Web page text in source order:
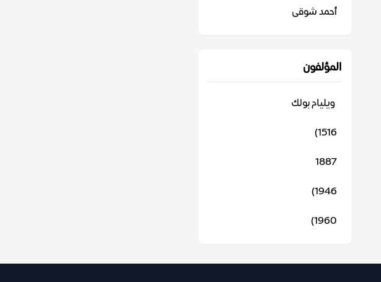
أحمد شوقى
المؤلفون
‬ ويليام بولك
1516)
1887
1946)
1960)